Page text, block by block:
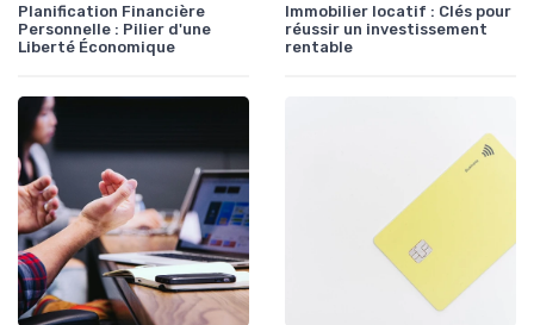
Planification Financière
Personnelle : Pilier d'une
Liberté Économique
Immobilier locatif : Clés pour
réussir un investissement
rentable